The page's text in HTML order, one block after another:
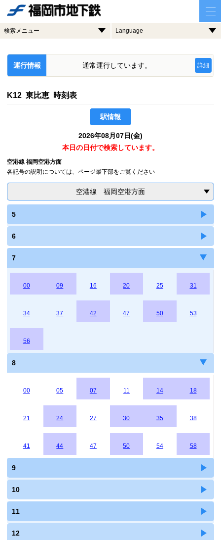
検索メニュー Language
運行情報 通常運行しています。 詳細
K12 東比恵 時刻表
駅情報
2026年08月07日(金)
本日の日付で検索しています。
空港線 福岡空港方面
各記号の説明については、ページ最下部をご覧ください
空港線 福岡空港方面
5
6
7
00 09 16 20 25 31
34 37 42 47 50 53
56
8
00 05 07 11 14 18
21 24 27 30 35 38
41 44 47 50 54 58
9
10
11
12